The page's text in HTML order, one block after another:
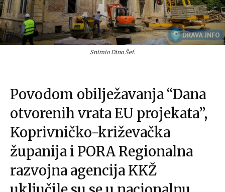
Snimio Dino Šef.
Povodom obilježavanja “Dana
otvorenih vrata EU projekata”,
Koprivničko-križevačka
županija i PORA Regionalna
razvojna agencija KKŽ